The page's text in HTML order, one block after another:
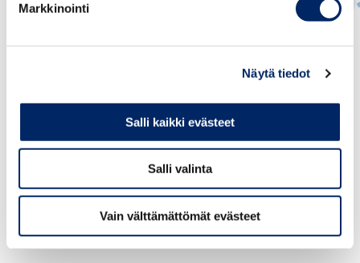
Markkinointi
Näytä tiedot
Salli kaikki evästeet
Salli valinta
Vain välttämättömät evästeet
Suvi Pulkkinen
JOHTAVA ASIANTUNTIJA, OSAAMINEN JA
suvi.pulkkinen@chamber.fi
+358 50 404 1810